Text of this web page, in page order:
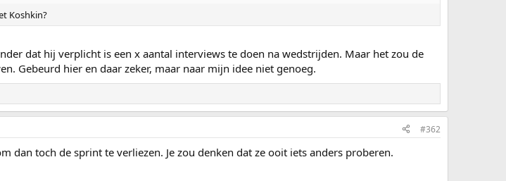
Koshkin?
dat hij verplicht is een x aantal interviews te doen na wedstrijden. Maar het zou de
Gebeurd hier en daar zeker, maar naar mijn idee niet genoeg.
#362
dan toch de sprint te verliezen. Je zou denken dat ze ooit iets anders proberen.